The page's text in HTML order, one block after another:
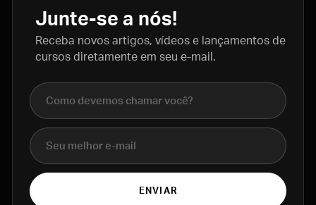
Junte-se a nós!
Receba novos artigos, vídeos e lançamentos de
cursos diretamente em seu e-mail.
Nome completo
E-mail
ENVIAR